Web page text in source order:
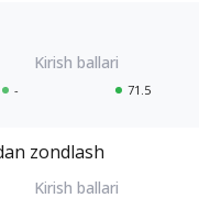
- 71.5
zondlash